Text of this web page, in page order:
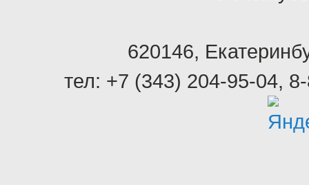
620146,
тел: +7 (343) 204-95-04,